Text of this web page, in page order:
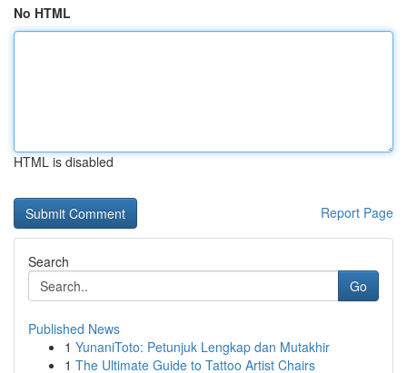
No HTML
HTML is disabled
Report Page
Search
Go
Published News
1 YunaniToto: Petunjuk Lengkap dan Mutakhir
1 The Ultimate Guide to Tattoo Artist Chairs